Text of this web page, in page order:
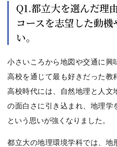
Q1.都立大を選んだ理
コースを志望した動
い。
小さいころから地図や交通に興
高校を通じて最も好きだった教
高校時代には、自然地理と人文
の面白さに引き込まれ、地理学
という思いが強くなりました。
都立大の地理環境学科では、地